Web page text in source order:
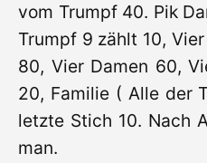
vom Trumpf 40. Pik
Trumpf 9 zählt 10,
80, Vier Damen 60,
20, Familie ( Alle der
letzte Stich 10. Nach
man.